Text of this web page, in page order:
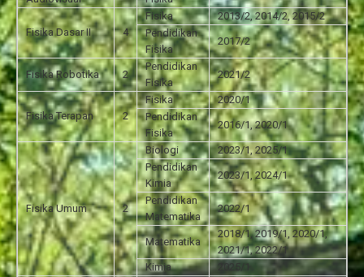
Fisika Dasar II 4
Fisika
2013/2, 2014/2, 2015/2
Pendidikan
Fisika
2017/2
Fisika Robotika 2
Pendidikan
Fisika
2021/2
Fisika Terapan 2
Fisika
2020/1
Pendidikan
Fisika
2016/1, 2020/1
Fisika Umum 2
Biologi
2023/1, 2025/1
Pendidikan
Kimia
2023/1, 2024/1
Pendidikan
Matematika
2022/1
Matematika
2018/1, 2019/1, 2020/1,
2021/1, 2022/1
Kimia
2025/1